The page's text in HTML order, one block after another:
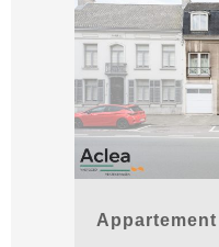
Appartement